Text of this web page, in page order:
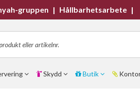
gruppen | Hållbarhetsarbete |
Skydd Butik